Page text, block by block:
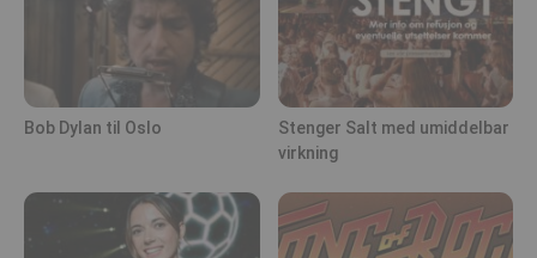
Bob Dylan til Oslo
Stenger Salt med umiddelbar
virkning